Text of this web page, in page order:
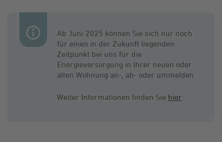
Ab Juni 2025 können Sie sich nur noch
für einen in der Zukunft liegenden
Zeitpunkt bei uns für die
Energieversorgung in Ihrer neuen oder
alten Wohnung an-, ab- oder ummelden.
Weiter Informationen finden Sie hier